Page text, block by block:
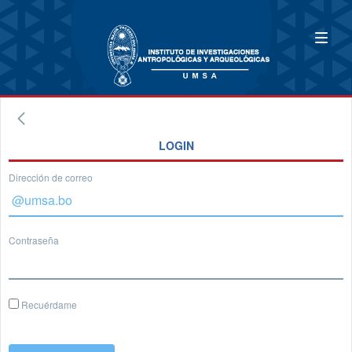
LOGIN
Dirección de correo
Contraseña
Recuérdame